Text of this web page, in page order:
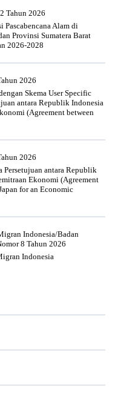
Tahun 2026
Pascabencana Alam di
Provinsi Sumatera Barat
2026-2028
2026
Skema User Specific
antara Republik Indonesia
(Agreement between
2026
Persetujuan antara Republik
Ekonomi (Agreement
for an Economic
Indonesia/Badan
8 Tahun 2026
Indonesia